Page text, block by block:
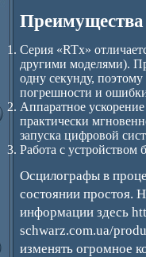
Серия «RTx»
другими моделями).
одну секунду,
погрешности и
Аппаратное
практически
запуска цифровой
Работа с устройством
Осцилографы в
состоянии простоя.
информации здесь
schwarz.com.ua/
изменять огромное